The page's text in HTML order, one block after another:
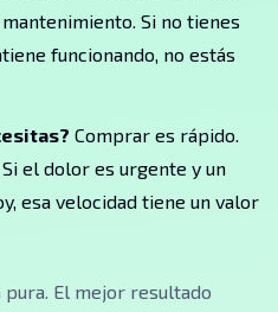
Si no tienes
funcionando, no estás
Comprar es rápido.
el dolor es urgente y un
esa velocidad tiene un valor
pura. El mejor resultado